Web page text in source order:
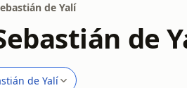
de Yalí
de
de Yalí